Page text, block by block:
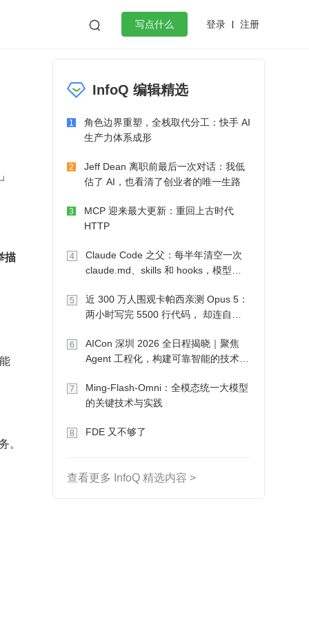
 写点什么 登录 注册
微服务架构 flutter
描
能
InfoQ 编辑精选
1
角色边界重塑，全栈取代分工：快手 AI
生产力体系成形
2
Jeff Dean 离职前最后一次对话：我低
估了 AI，也看清了创业者的唯一生路
3
MCP 迎来最大更新：重回上古时代
HTTP
4
Claude Code 之父：每半年清空一次
claude.md、skills 和 hooks，模型自
5
近 300 万人围观卡帕西亲测 Opus 5：
两小时写完 5500 行代码， 却连自己
6
AICon 深圳 2026 全日程揭晓｜聚焦
Agent 工程化，构建可靠智能的技术路
7
Ming-Flash-Omni：全模态统一大模型
的关键技术与实践
8 FDE 又不够了
查看更多 InfoQ 精选内容 >